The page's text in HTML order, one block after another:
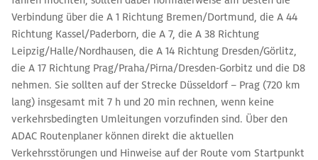
Verbindung über die A 1 Richtung Bremen/Dortmund, die A 44
Richtung Kassel/Paderborn, die A 7, die A 38 Richtung
Leipzig/Halle/Nordhausen, die A 14 Richtung Dresden/Görlitz,
die A 17 Richtung Prag/Praha/Pirna/Dresden-Gorbitz und die D8
nehmen. Sie sollten auf der Strecke Düsseldorf – Prag (720 km
lang) insgesamt mit 7 h und 20 min rechnen, wenn keine
verkehrsbedingten Umleitungen vorzufinden sind. Über den
ADAC Routenplaner können direkt die aktuellen
Verkehrsstörungen und Hinweise auf der Route vom Startpunkt